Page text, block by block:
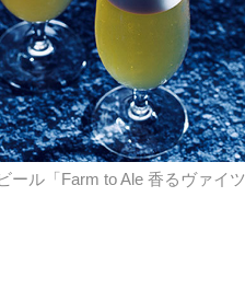
ール「Farm to Ale 香るヴァイツ